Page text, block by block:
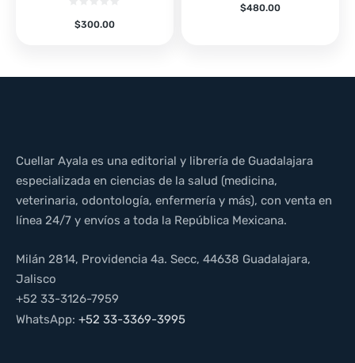
$300.00
$480.00
Cuellar Ayala es una editorial y librería de Guadalajara
especializada en ciencias de la salud (medicina,
veterinaria, odontología, enfermería y más), con venta en
línea 24/7 y envíos a toda la República Mexicana.
Milán 2814, Providencia 4a. Secc, 44638 Guadalajara,
Jalisco
+52 33-3126-7959
WhatsApp: +52 33-3369-3995